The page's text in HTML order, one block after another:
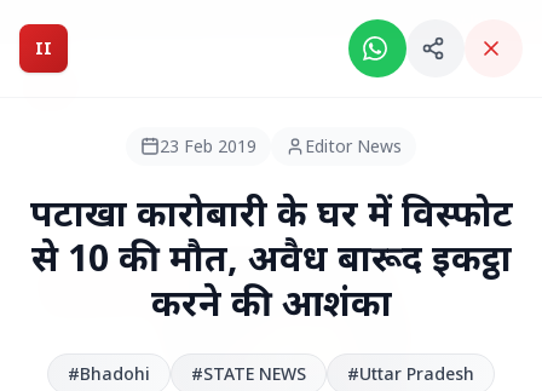
Breaking News: Intelligent India Magazine is now live.
II
HEADLINES
II
23 Feb 2019 Editor News
पटाखा कारोबारी के घर में विस्फोट
से 10 की मौत, अवैध बारूद इकट्ठा
करने की आशंका
#Bhadohi #STATE NEWS #Uttar Pradesh